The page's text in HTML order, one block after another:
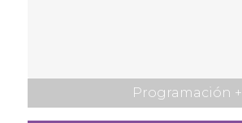
Programación +